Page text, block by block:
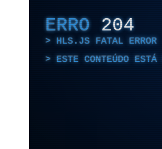
ERRO 204
HLS.JS FATAL ERROR
ESTE CONTEÚDO